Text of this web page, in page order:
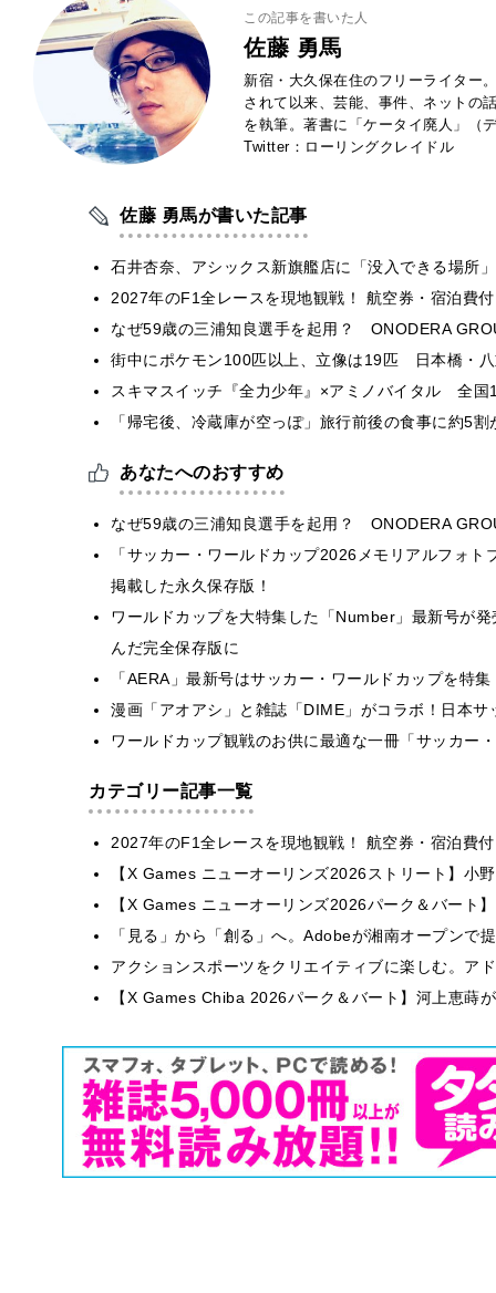
この記事を書いた人
佐藤 勇馬
新宿・大久保在住のフリーライター
されて以来、芸能、事件、ネットの
を執筆。著書に「ケータイ廃人」（
Twitter：ローリングクレイドル
佐藤 勇馬が書いた記事
石井杏奈、アシックス新旗艦店に「没入できる場所
2027年のF1全レースを現地観戦！ 航空券・宿泊費
なぜ59歳の三浦知良選手を起用？ ONODERA
街中にポケモン100匹以上、立像は19匹 日本橋・
スキマスイッチ『全力少年』×アミノバイタル 全国
「帰宅後、冷蔵庫が空っぽ」旅行前後の食事に約5
あなたへのおすすめ
なぜ59歳の三浦知良選手を起用？ ONODERA
「サッカー・ワールドカップ2026メモリアルフォ
掲載した永久保存版！
ワールドカップを大特集した「Number」最新号が
んだ完全保存版に
「AERA」最新号はサッカー・ワールドカップを特
漫画「アオアシ」と雑誌「DIME」がコラボ！日本
ワールドカップ観戦のお供に最適な一冊「サッカー
カテゴリー記事一覧
2027年のF1全レースを現地観戦！ 航空券・宿泊費
【X Games ニューオーリンズ2026ストリート】小
【X Games ニューオーリンズ2026パーク＆バート
「見る」から「創る」へ。Adobeが湘南オープンで
アクションスポーツをクリエイティブに楽しむ。ア
【X Games Chiba 2026パーク＆バート】河上恵蒔